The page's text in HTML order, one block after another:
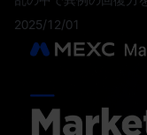
急落を経験しました。
失い、数週間の相対的
す。
2025/12/01